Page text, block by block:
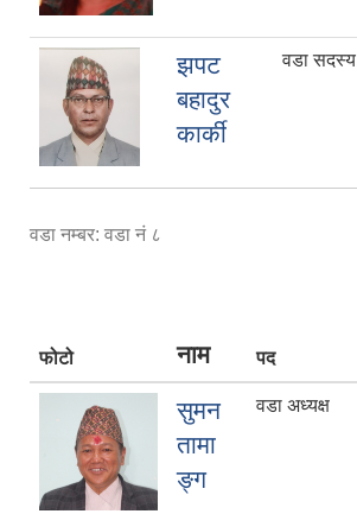
झपट
बहादुर
कार्की
वडा सदस्य
वडा नम्बर: वडा नं ८
फोटो नाम पद
सुमन
तामा
ङ्ग
वडा अध्यक्ष